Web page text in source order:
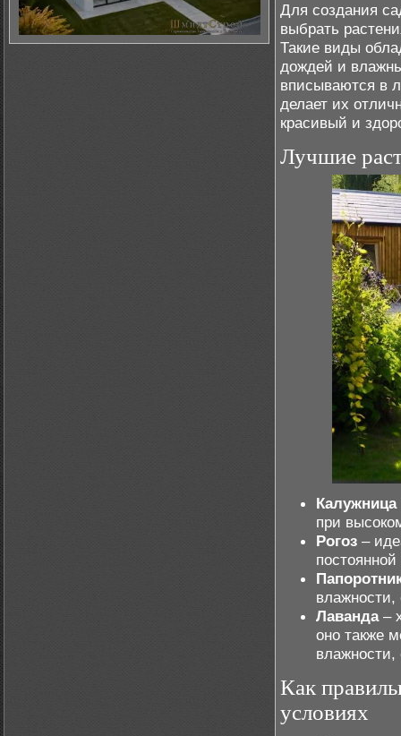
Для создания
выбрать
Такие виды
дождей и
вписываются в
делает их
красивый и
Лучшие
Калужница
при
Рогоз –
постоянной
влажности,
Лаванда–
оно также
Как
условиях